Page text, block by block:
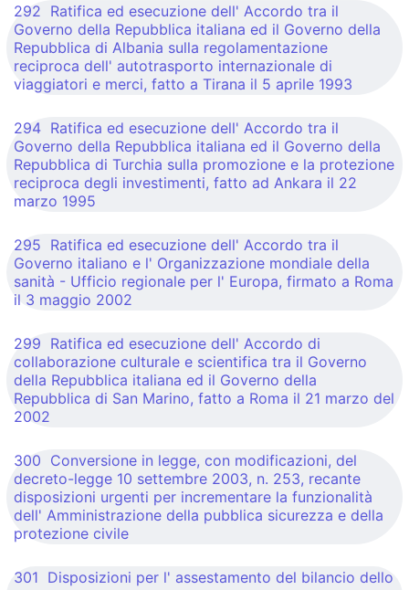
292 Ratifica ed esecuzione dell' Accordo tra il
Governo della Repubblica italiana ed il Governo della
Repubblica di Albania sulla regolamentazione
reciproca dell' autotrasporto internazionale di
viaggiatori e merci, fatto a Tirana il 5 aprile 1993
294 Ratifica ed esecuzione dell' Accordo tra il
Governo della Repubblica italiana ed il Governo della
Repubblica di Turchia sulla promozione e la protezione
reciproca degli investimenti, fatto ad Ankara il 22
marzo 1995
295 Ratifica ed esecuzione dell' Accordo tra il
Governo italiano e l' Organizzazione mondiale della
sanità - Ufficio regionale per l' Europa, firmato a Roma
il 3 maggio 2002
299 Ratifica ed esecuzione dell' Accordo di
collaborazione culturale e scientifica tra il Governo
della Repubblica italiana ed il Governo della
Repubblica di San Marino, fatto a Roma il 21 marzo del
2002
300 Conversione in legge, con modificazioni, del
decreto-legge 10 settembre 2003, n. 253, recante
disposizioni urgenti per incrementare la funzionalità
dell' Amministrazione della pubblica sicurezza e della
protezione civile
301 Disposizioni per l' assestamento del bilancio dello